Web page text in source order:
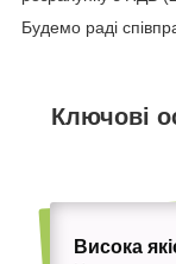
Будемо раді
Ключові
Висока